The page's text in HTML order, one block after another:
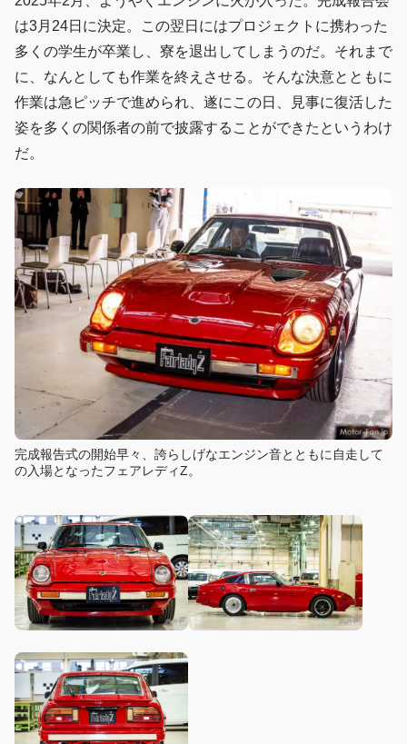
は3月24日に決定。この翌日にはプロジェクトに携わった
多くの学生が卒業し、寮を退出してしまうのだ。それまで
に、なんとしても作業を終えさせる。そんな決意とともに
作業は急ピッチで進められ、遂にこの日、見事に復活した
姿を多くの関係者の前で披露することができたというわけ
だ。
完成報告式の開始早々、誇らしげなエンジン音とともに自走して
の入場となったフェアレディZ。